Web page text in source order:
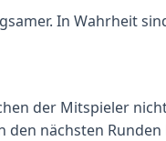
In Wahrheit
der Mitspieler
nächsten